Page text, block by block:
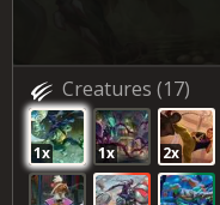
Creatures (17)
1x 1x 2x